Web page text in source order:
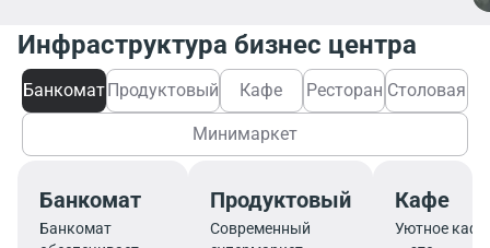
Инфраструктура бизнес центра
БанкоматПродуктовый Кафе Ресторан Столовая
Минимаркет
Банкомат
Банкомат
Продуктовый
Современный
Кафе
Уютное кафе